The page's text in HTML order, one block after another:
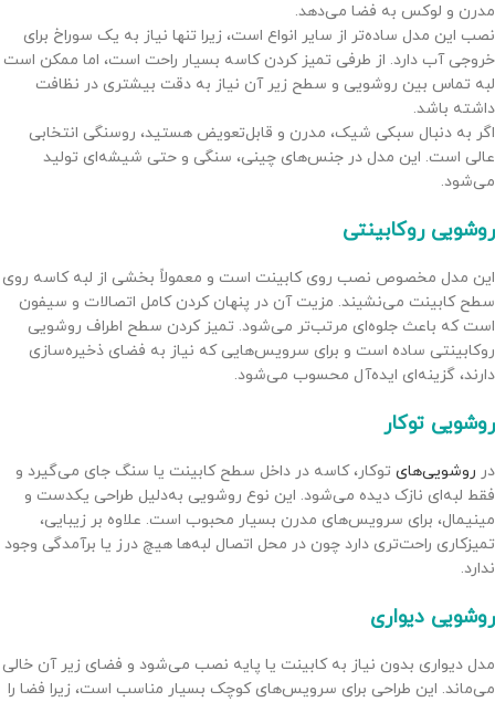
مدرن و لوکس به فضا می‌دهد.
نصب این مدل ساده‌تر از سایر انواع است، زیرا تنها نیاز به یک سوراخ برای
خروجی آب دارد. از طرفی تمیز کردن کاسه بسیار راحت است، اما ممکن است
لبه تماس بین روشویی و سطح زیر آن نیاز به دقت بیشتری در نظافت
داشته باشد.
اگر به دنبال سبکی شیک، مدرن و قابل‌تعویض هستید، روسنگی انتخابی
عالی است. این مدل در جنس‌های چینی، سنگی و حتی شیشه‌ای تولید
می‌شود.
روشویی روکابینتی
این مدل مخصوص نصب روی کابینت است و معمولاً بخشی از لبه کاسه روی
سطح کابینت می‌نشیند. مزیت آن در پنهان کردن کامل اتصالات و سیفون
است که باعث جلوه‌ای مرتب‌تر می‌شود. تمیز کردن سطح اطراف روشویی
روکابینتی ساده است و برای سرویس‌هایی که نیاز به فضای ذخیره‌سازی
دارند، گزینه‌ای ایده‌آل محسوب می‌شود.
روشویی توکار
در روشویی‌های توکار، کاسه در داخل سطح کابینت یا سنگ جای می‌گیرد و
فقط لبه‌ای نازک دیده می‌شود. این نوع روشویی به‌دلیل طراحی یکدست و
مینیمال، برای سرویس‌های مدرن بسیار محبوب است. علاوه بر زیبایی،
تمیزکاری راحت‌تری دارد چون در محل اتصال لبه‌ها هیچ درز یا برآمدگی وجود
ندارد.
روشویی دیواری
مدل دیواری بدون نیاز به کابینت یا پایه نصب می‌شود و فضای زیر آن خالی
می‌ماند. این طراحی برای سرویس‌های کوچک بسیار مناسب است، زیرا فضا را